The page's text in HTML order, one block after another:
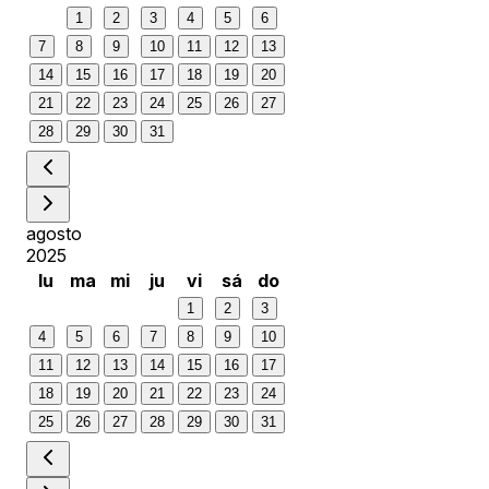
1 2 3 4 5
6
7
8 9 10 11 12
13
14
15 16 17 18 19
20
21
22 23 24 25 26
27
28
29 30 31
agosto
2025
lu
ma mi ju vi sá do
1 2
3
4
5 6 7 8 9
10
11
12 13 14 15 16
17
18
19 20 21 22 23
24
25
26 27 28 29 30 31